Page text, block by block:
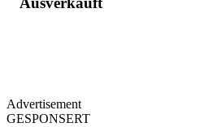
Advertisement
GESPONSERT